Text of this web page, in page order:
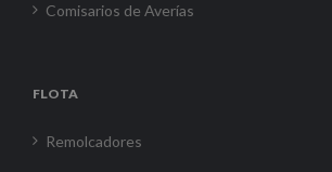
Comisarios de Averías
FLOTA
Remolcadores